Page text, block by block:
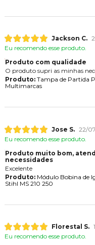
Jackson C.
Eu recomendo esse produto.
Produto com qualidade
O produto supri as minhas
Produto:Tampa de Partida
Multimarcas
Jose S. 22/
Eu recomendo esse produto.
Produto muito bom,
necessidades
Excelente
Produto:Módulo Bobina de
Stihl MS 210 250
Florestal S.
Eu recomendo esse produto.